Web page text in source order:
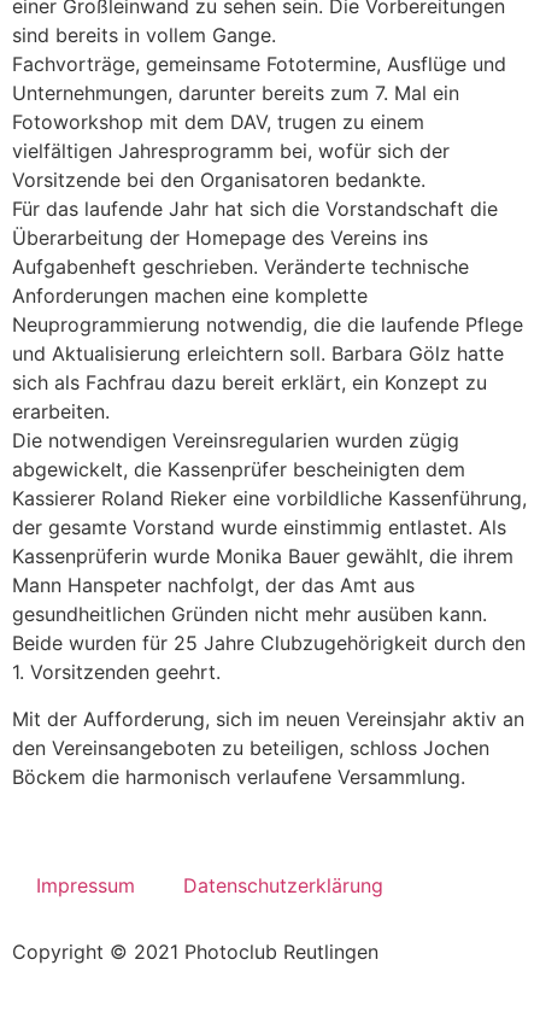
einer Großleinwand zu sehen sein. Die Vorbereitungen
sind bereits in vollem Gange.
Fachvorträge, gemeinsame Fototermine, Ausflüge und
Unternehmungen, darunter bereits zum 7. Mal ein
Fotoworkshop mit dem DAV, trugen zu einem
vielfältigen Jahresprogramm bei, wofür sich der
Vorsitzende bei den Organisatoren bedankte.
Für das laufende Jahr hat sich die Vorstandschaft die
Überarbeitung der Homepage des Vereins ins
Aufgabenheft geschrieben. Veränderte technische
Anforderungen machen eine komplette
Neuprogrammierung notwendig, die die laufende Pflege
und Aktualisierung erleichtern soll. Barbara Gölz hatte
sich als Fachfrau dazu bereit erklärt, ein Konzept zu
erarbeiten.
Die notwendigen Vereinsregularien wurden zügig
abgewickelt, die Kassenprüfer bescheinigten dem
Kassierer Roland Rieker eine vorbildliche Kassenführung,
der gesamte Vorstand wurde einstimmig entlastet. Als
Kassenprüferin wurde Monika Bauer gewählt, die ihrem
Mann Hanspeter nachfolgt, der das Amt aus
gesundheitlichen Gründen nicht mehr ausüben kann.
Beide wurden für 25 Jahre Clubzugehörigkeit durch den
1. Vorsitzenden geehrt.
Mit der Aufforderung, sich im neuen Vereinsjahr aktiv an
den Vereinsangeboten zu beteiligen, schloss Jochen
Böckem die harmonisch verlaufene Versammlung.
Photoclub freut sich über Mitgliederzuwachs -
Rückblick auf ein erfolgreiches Jahr - Ein Bericht von
Rückblick auf ein erfolgreiches Jahr - Ein Bericht von
Eddy Zanger
Impressum Datenschutzerklärung
Copyright © 2021 Photoclub Reutlingen